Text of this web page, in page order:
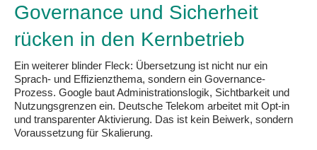
Governance und Sicherheit
rücken in den Kernbetrieb
Ein weiterer blinder Fleck: Übersetzung ist nicht nur ein
Sprach- und Effizienzthema, sondern ein Governance-
Prozess. Google baut Administrationslogik, Sichtbarkeit und
Nutzungsgrenzen ein. Deutsche Telekom arbeitet mit Opt-in
und transparenter Aktivierung. Das ist kein Beiwerk, sondern
Voraussetzung für Skalierung.